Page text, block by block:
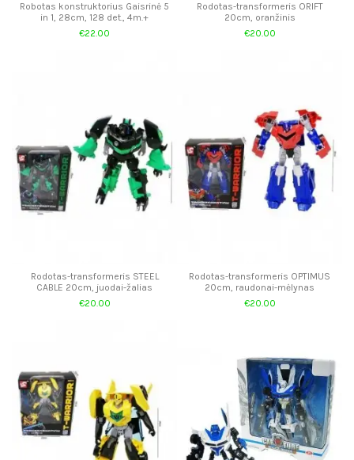
Robotas konstruktorius Gaisrinė 5
in 1, 28cm, 128 det., 4m.+
€22.00
Rodotas-transformeris ORIFT
20cm, oranžinis
€20.00
Rodotas-transformeris STEEL
CABLE 20cm, juodai-žalias
€20.00
Rodotas-transformeris OPTIMUS
20cm, raudonai-mėlynas
€20.00